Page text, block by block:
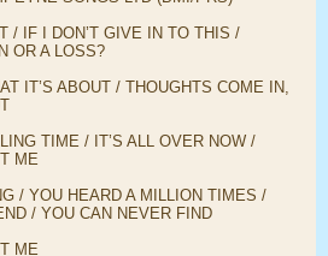
/ IF I DON’T GIVE IN TO THIS /
OR A LOSS?
IT’S ABOUT / THOUGHTS COME IN,
TIME / IT’S ALL OVER NOW /
ME
/ YOU HEARD A MILLION TIMES /
/ YOU CAN NEVER FIND
ME